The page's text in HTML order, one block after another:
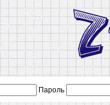
Пароль